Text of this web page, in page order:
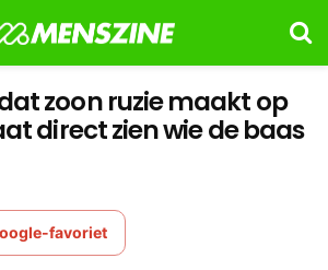
zoon ruzie maakt op
direct zien wie de baas
favoriet